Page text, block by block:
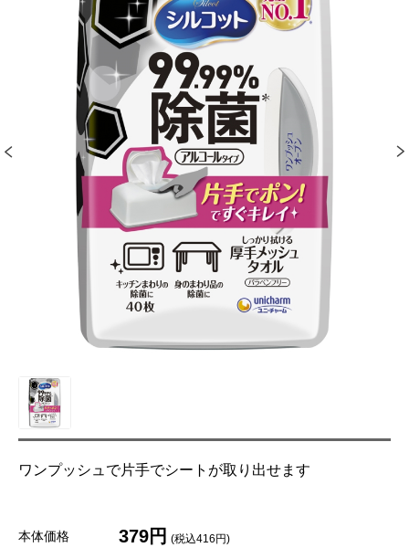
ワンプッシュで片手でシートが取り出せます
本体価格 379円 (税込416円)